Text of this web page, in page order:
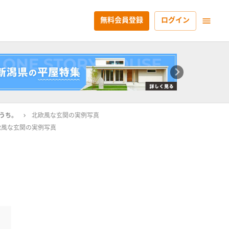
無料会員登録 ログイン
ち。
北欧風な玄関の実例写真
風な玄関の実例写真